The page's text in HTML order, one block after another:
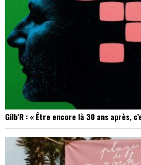
Gilb’R : « Être encore là 30 ans après,